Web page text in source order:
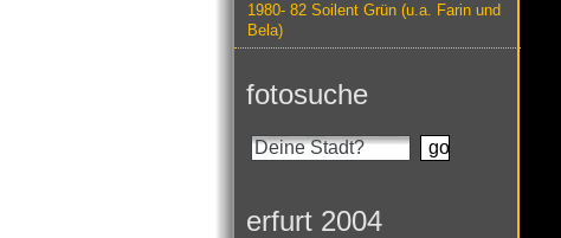
1980- 82 Soilent Grün (u.a. Farin und
Bela)
fotosuche
erfurt 2004